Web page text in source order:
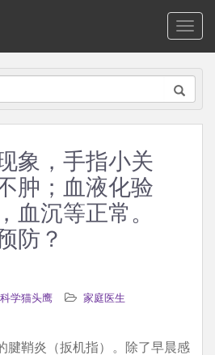
象，手指小关
肿；血液化验
血沉等正常。
防？
科学猫头鹰 家庭医生
腱鞘炎（扳机指）。除了早晨感